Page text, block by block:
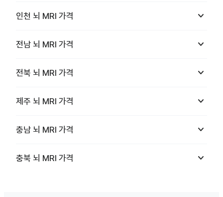
인천 뇌 MRI 가격 keyboard_arrow_down
전남 뇌 MRI 가격 keyboard_arrow_down
전북 뇌 MRI 가격 keyboard_arrow_down
제주 뇌 MRI 가격 keyboard_arrow_down
충남 뇌 MRI 가격 keyboard_arrow_down
충북 뇌 MRI 가격 keyboard_arrow_down